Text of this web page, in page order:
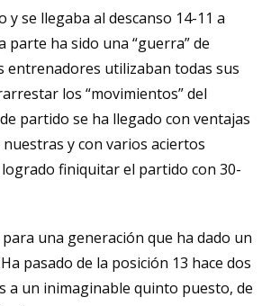
y se llegaba al descanso 14-11 a
parte ha sido una “guerra” de
entrenadores utilizaban todas sus
los “movimientos” del
partido se ha llegado con ventajas
y con varios aciertos
finiquitar el partido con 30-
una generación que ha dado un
pasado de la posición 13 hace dos
a un inimaginable quinto puesto, de